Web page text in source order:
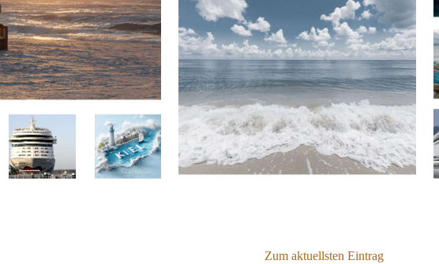
Zum aktuellsten Eintrag